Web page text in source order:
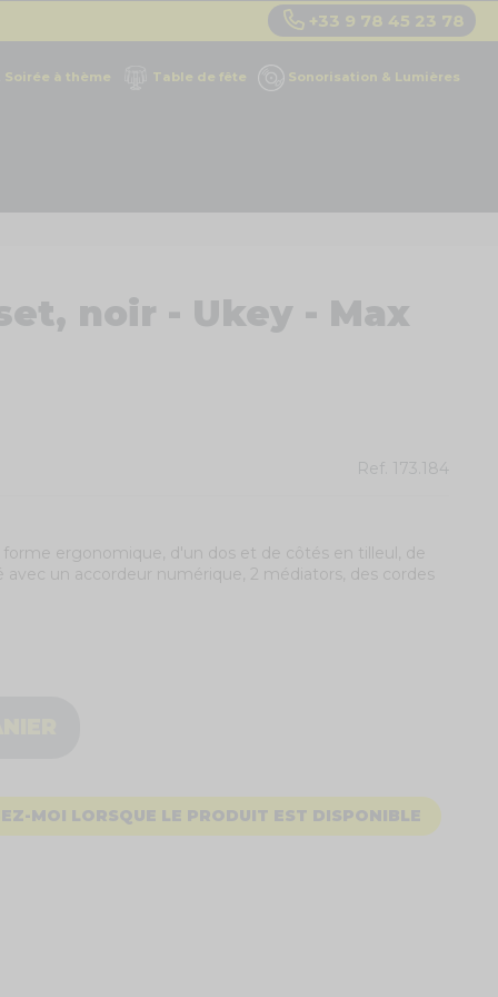
+33 9 78 45 23 78
Soirée à thème Table de fête Sonorisation & Lumières
noir - Ukey - Max
Ref. 173.184
ergonomique, d'un dos et de côtés en tilleul, de
un accordeur numérique, 2 médiators, des cordes
MOI LORSQUE LE PRODUIT EST DISPONIBLE